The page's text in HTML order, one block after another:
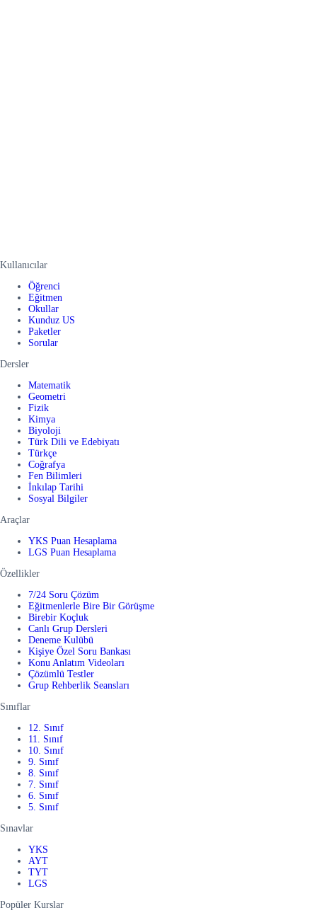
Kullanıcılar
Öğrenci
Eğitmen
Okullar
Kunduz US
Paketler
Sorular
Dersler
Matematik
Geometri
Fizik
Kimya
Biyoloji
Türk Dili ve Edebiyatı
Türkçe
Coğrafya
Fen Bilimleri
İnkılap Tarihi
Sosyal Bilgiler
Araçlar
YKS Puan Hesaplama
LGS Puan Hesaplama
Özellikler
7/24 Soru Çözüm
Eğitmenlerle Bire Bir Görüşme
Birebir Koçluk
Canlı Grup Dersleri
Deneme Kulübü
Kişiye Özel Soru Bankası
Konu Anlatım Videoları
Çözümlü Testler
Grup Rehberlik Seansları
Sınıflar
12. Sınıf
11. Sınıf
10. Sınıf
9. Sınıf
8. Sınıf
7. Sınıf
6. Sınıf
5. Sınıf
Sınavlar
YKS
AYT
TYT
LGS
Popüler Kurslar